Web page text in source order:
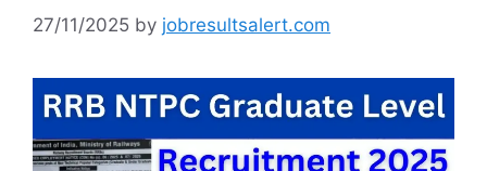
27/11/2025 by jobresultsalert.com